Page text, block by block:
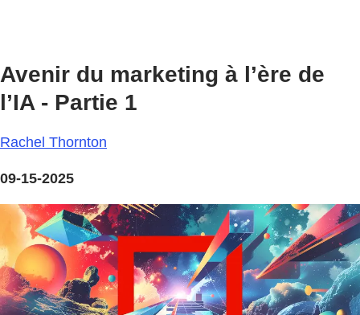
Avenir du marketing à l’ère de
l’IA - Partie 1
Rachel Thornton
09-15-2025